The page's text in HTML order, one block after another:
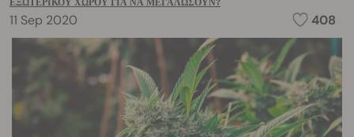
11 Sep 2020 408